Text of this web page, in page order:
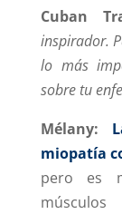
Cuban
inspirador.
lo más
sobre tu
Mélany:
miopatía
pero es